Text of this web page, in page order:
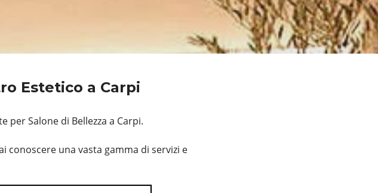
Estetico a Carpi
Salone di Bellezza a Carpi.
una vasta gamma di servizi e